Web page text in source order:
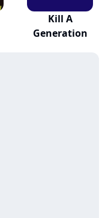
Kill A
Generation